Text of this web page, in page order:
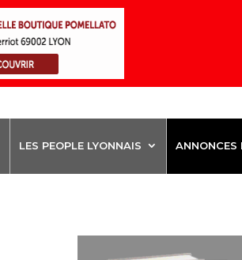
LES PEOPLE LYONNAIS ANNONCES